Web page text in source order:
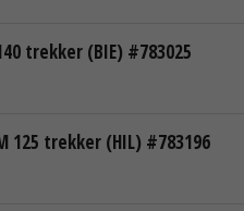
trekker (BIE) #783025
125 trekker (HIL) #783196